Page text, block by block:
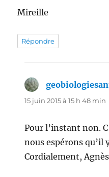
Mireille
Répondre
15 juin 2015 à 15 h 48 min
Pour l’instant non.
nous espérons qu’il
Cordialement,